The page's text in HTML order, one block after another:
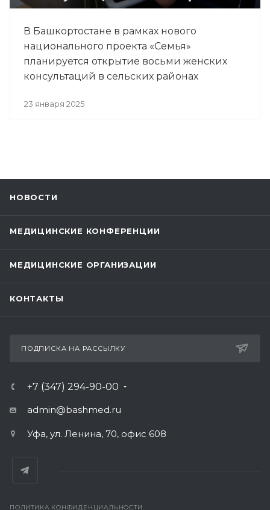
В Башкортостане в рамках нового
национального проекта «Семья»
планируется открытие восьми женских
консультаций в сельских районах
23 января 2025
НОВОСТИ
МЕДИЦИНСКИЕ КОНФЕРЕНЦИИ
МЕДИЦИНСКИЕ ОРГАНИЗАЦИИ
КОНТАКТЫ
ПОДПИСКА НА РАССЫЛКУ
+7 (347) 294-90-00
admin@bashmed.ru
Уфа, ул. Ленина, 70, офис 608
ПОЛИТИКА КОНФИДЕНЦИАЛЬНОСТИ